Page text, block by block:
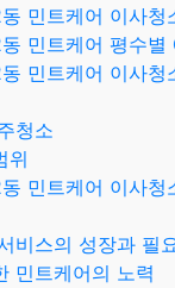
민트케어 이사청
민트케어 평수별
민트케어 이사청
청소
위
민트케어 이사청
비스의 성장과 필
민트케어의 노력